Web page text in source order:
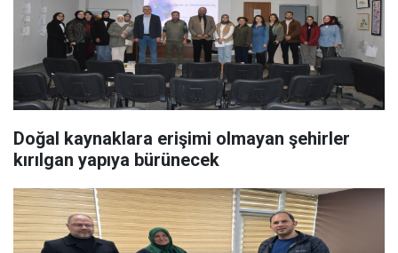
Doğal kaynaklara erişimi olmayan şehirler
kırılgan yapıya bürünecek